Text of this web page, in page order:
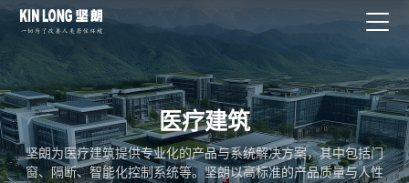
医疗建筑
坚朗为医疗建筑提供专业化的产品与系统解决方案，其中包括门
窗、隔断、智能化控制系统等。坚朗以高标准的产品质量与人性